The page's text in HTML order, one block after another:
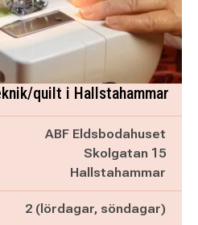
quilt i Hallstahammar
ABF Eldsbodahuset
Skolgatan 15
Hallstahammar
2 (lördagar, söndagar)